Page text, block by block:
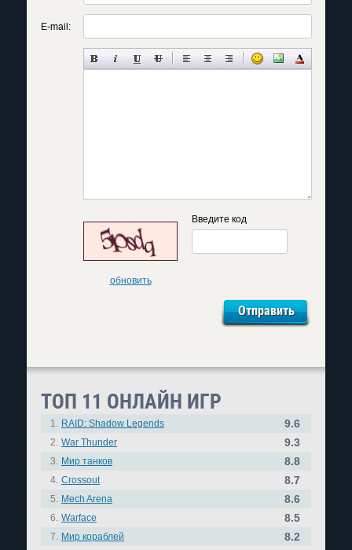
E-mail:
обновить
Введите код
ТОП 11 ОНЛАЙН ИГР
1. RAID: Shadow Legends 9.6
2. War Thunder 9.3
3. Мир танков 8.8
4. Crossout 8.7
5. Mech Arena 8.6
6. Warface 8.5
7. Мир кораблей
8.2